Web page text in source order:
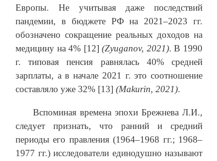
Европы. Не учитывая даже последствий
пандемии, в бюджете РФ на 2021‒2023 гг.
обозначено сокращение реальных доходов на
медицину на 4% [12](Zyuganov, 2021). В 1990
г. типовая пенсия равнялась 40% средней
зарплаты, а в начале 2021 г. это соотношение
составляло уже 32% [13] (Makurin, 2021).
Вспоминая времена эпохи Брежнева Л.И.,
следует признать, что ранний и средний
периоды его правления (1964–1968 гг.; 1968–
1977 гг.) исследователи единодушно называют